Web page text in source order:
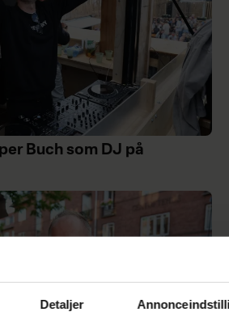
Detaljer
Buch som DJ på